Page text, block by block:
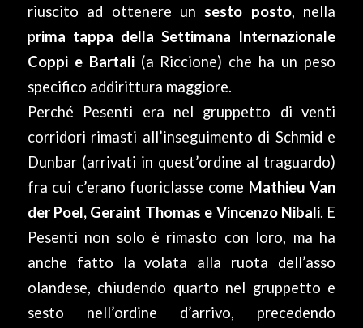
riuscito ad ottenere un sesto posto, nella
prima tappa della Settimana Internazionale
Coppi e Bartali(a Riccione) che ha un peso
specifico addirittura maggiore.
Perché Pesenti era nel gruppetto di venti
corridori rimasti all’inseguimento di Schmid e
Dunbar (arrivati in quest’ordine al traguardo)
fra cui c’erano fuoriclasse come Mathieu Van
der Poel, Geraint Thomas e Vincenzo Nibali. E
Pesenti non solo è rimasto con loro, ma ha
anche fatto la volata alla ruota dell’asso
olandese, chiudendo quarto nel gruppetto e
sesto nell’ordine d’arrivo, precedendo